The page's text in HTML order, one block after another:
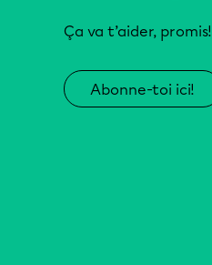
Ça va t’aider, promis!
Abonne-toi ici!